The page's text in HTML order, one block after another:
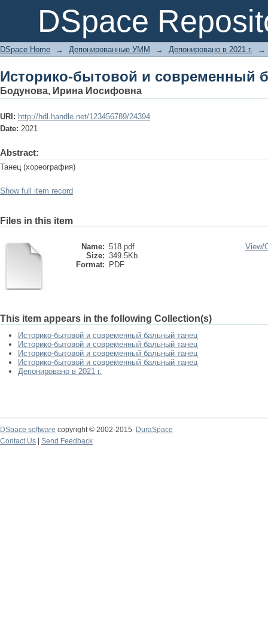
DSpace
Историко-бытовой и современный
DSpace Home → Депонированные УММ → Депонировано в 2021 г. →
Историко-бытовой и современный
Бодунова, Ирина Иосифовна
URI: http://hdl.handle.net/123456789/24394
Date: 2021
Abstract:
Танец (хореография)
Show full item record
Files in this item
Name: 518.pdf
Size: 349.5Kb
Format:
PDF
View/
This item appears in the following Collection(s)
Историко-бытовой и современный бальный танец
Историко-бытовой и современный бальный танец
Историко-бытовой и современный бальный танец
Историко-бытовой и современный бальный танец
Депонировано в 2021 г.
DSpace software copyright © 2002-2015
DuraSpace
Contact Us
Send Feedback